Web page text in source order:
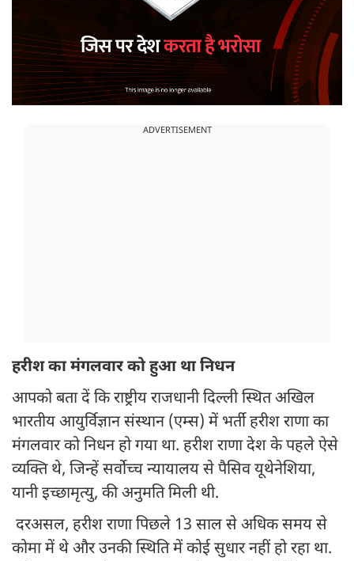
ADVERTISEMENT
हरीश का मंगलवार को हुआ था निधन
आपको बता दें कि राष्ट्रीय राजधानी दिल्ली स्थित अखिल
भारतीय आयुर्विज्ञान संस्थान (एम्स) में भर्ती हरीश राणा का
मंगलवार को निधन हो गया था. हरीश राणा देश के पहले ऐसे
व्यक्ति थे, जिन्हें सर्वोच्च न्यायालय से पैसिव यूथेनेशिया,
यानी इच्छामृत्यु, की अनुमति मिली थी.
दरअसल, हरीश राणा पिछले 13 साल से अधिक समय से
कोमा में थे और उनकी स्थिति में कोई सुधार नहीं हो रहा था.